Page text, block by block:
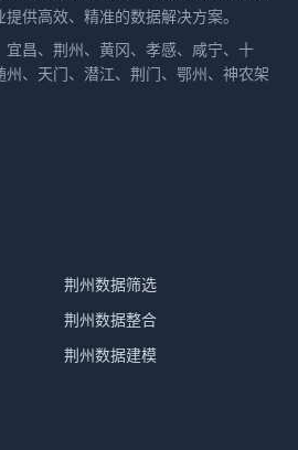
供高效、精准的数据解决方案。
昌、荆州、黄冈、孝感、咸宁、十
、天门、潜江、荆门、鄂州、神农架
荆州数据筛选
荆州数据整合
荆州数据建模